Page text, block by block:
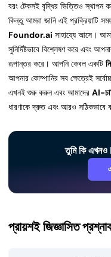
বরং টেকসই বৃদ্ধির ভিত্তিও স্থাপন
কিন্তু আমরা জানি এই প্রক্রিয়াটি
Foundor.ai সাহায্যে আসে।
সুনির্দিষ্টভাবে বিশ্লেষণ করে এবং
রূপান্তর করে। আপনি কেবল একটি
আপনার কোম্পানির সব ক্ষেত্রেই
এখনই শুরু করুন এবং আমাদের AI-
ধারণাকে দ্রুত এবং আরও সঠিকভাবে
তুমি কি
প্রায়শই জিজ্ঞাসিত